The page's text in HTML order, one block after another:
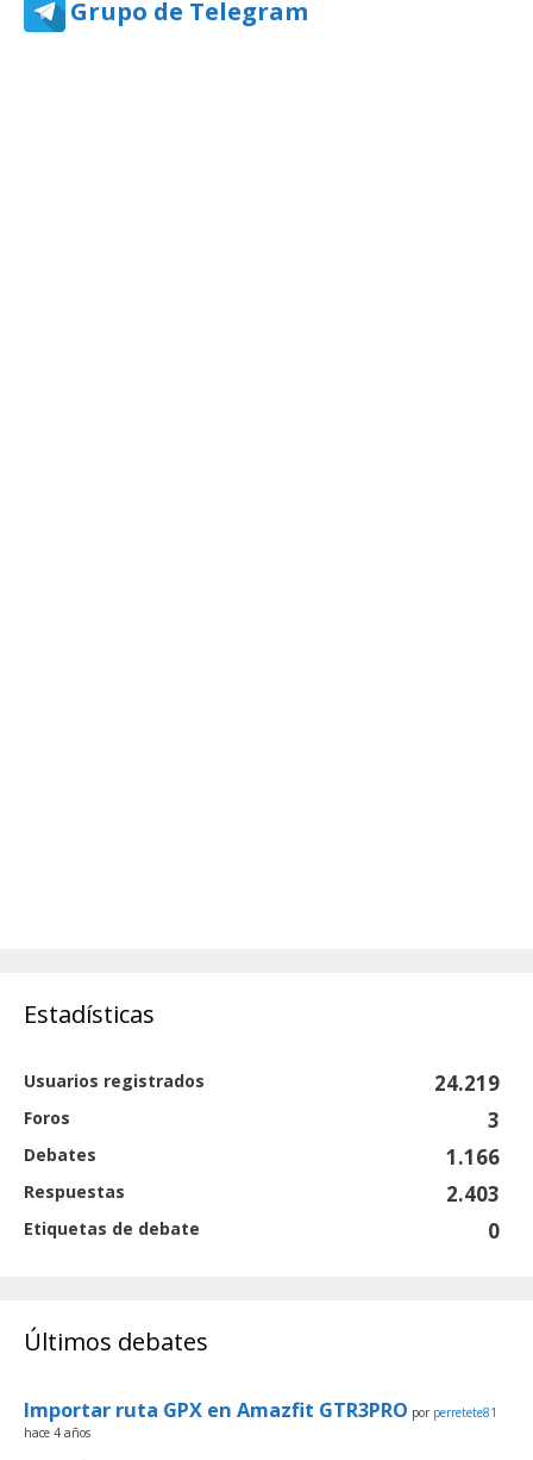
Grupo de Telegram
Estadísticas
Usuarios registrados 24.219
Foros 3
Debates 1.166
Respuestas 2.403
Etiquetas de debate 0
Últimos debates
Importar ruta GPX en Amazfit GTR3PRO por perretete81
hace 4 años